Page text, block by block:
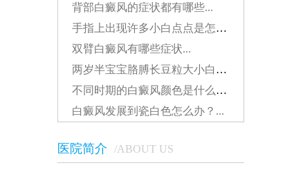
背部白癜风的症状都有哪些...
手指上出现许多小白点点是怎么了...
双臂白癜风有哪些症状...
两岁半宝宝胳膊长豆粒大小白斑是怎么了...
不同时期的白癜风颜色是什么样的...
白癜风发展到瓷白色怎么办？...
医院简介 /ABOUT US